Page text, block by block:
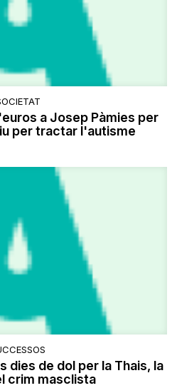
a Josep Pàmies per
per tractar l'autisme
de dol per la Thais, la
crim masclista